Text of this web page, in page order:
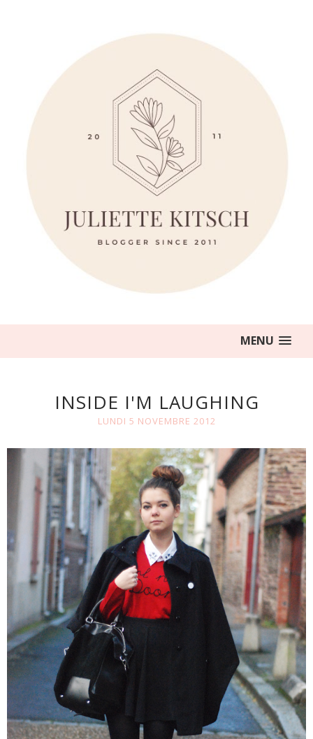
MENU
INSIDE I'M LAUGHING
LUNDI 5 NOVEMBRE 2012